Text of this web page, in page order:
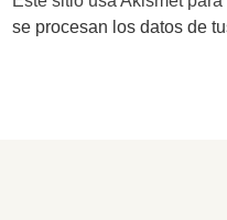
se procesan los datos de